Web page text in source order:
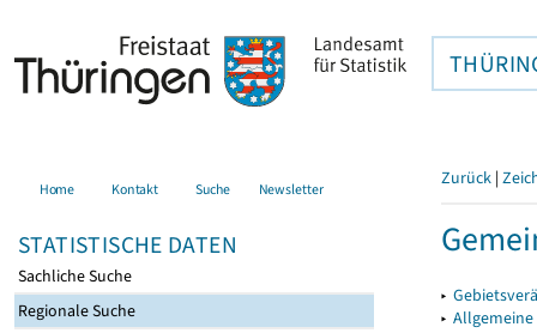
Home Kontakt Suche Newsletter
STATISTISCHE DATEN
Sachliche Suche
Regionale Suche
Zurück |
▸
▸